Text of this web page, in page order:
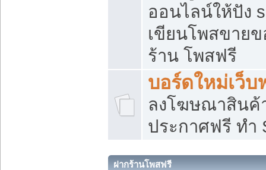
ออนไลน์ให้ปัง
เขียนโพสขาย
ร้าน โพสฟรี
บอร์ดใหม่เว็บ
ลงโฆษณาสิน
ประกาศฟรี ทำ
ฝากร้านโพสฟรี